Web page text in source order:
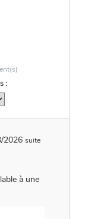
:
2026 suite
à une